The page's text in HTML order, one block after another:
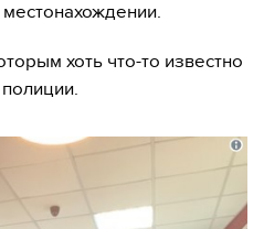
хоть что-то известно